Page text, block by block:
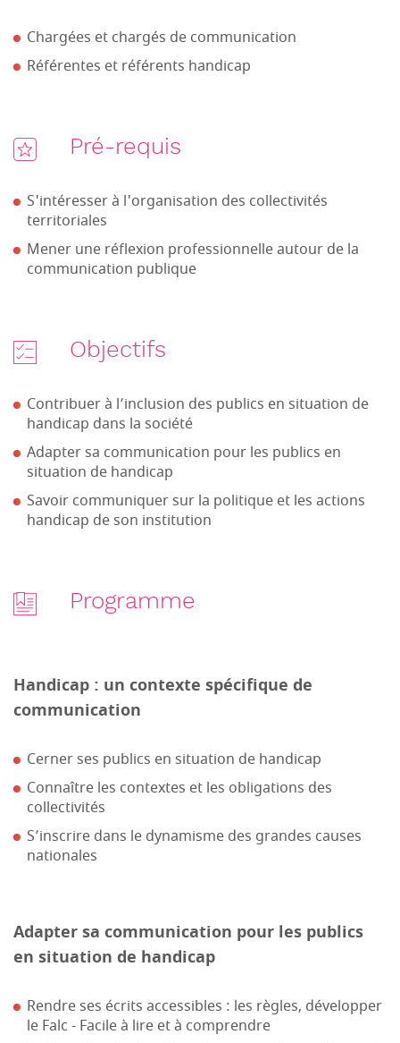
Chargées et chargés de communication
Référentes et référents handicap
Pré-requis
S'intéresser à l'organisation des collectivités
territoriales
Mener une réflexion professionnelle autour de la
communication publique
Objectifs
Contribuer à l’inclusion des publics en situation de
handicap dans la société
Adapter sa communication pour les publics en
situation de handicap
Savoir communiquer sur la politique et les actions
handicap de son institution
Programme
Handicap : un contexte spécifique de
communication
Cerner ses publics en situation de handicap
Connaître les contextes et les obligations des
collectivités
S’inscrire dans le dynamisme des grandes causes
nationales
Adapter sa communication pour les publics
en situation de handicap
Rendre ses écrits accessibles : les règles, développer
le Falc - Facile à lire et à comprendre